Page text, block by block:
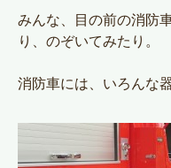
みんな、目の前の消防
り、のぞいてみたり。
消防車には、いろんな